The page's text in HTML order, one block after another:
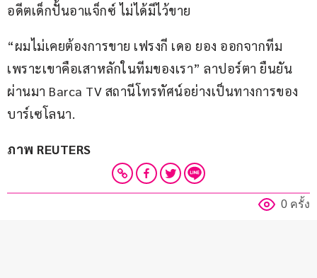
อดีตเด็กปั้นอาแจ็กซ์ ไม่ได้มีไว้ขาย
“ผมไม่เคยต้องการขาย เฟรงกี เดอ ยอง ออกจากทีม
เพราะเขาคือเสาหลักในทีมของเรา” ลาปอร์ตา ยืนยัน
ผ่านมา Barca TV สถานีโทรทัศน์อย่างเป็นทางการของ
บาร์เซโลนา.
ภาพ REUTERS
0 ครั้ง